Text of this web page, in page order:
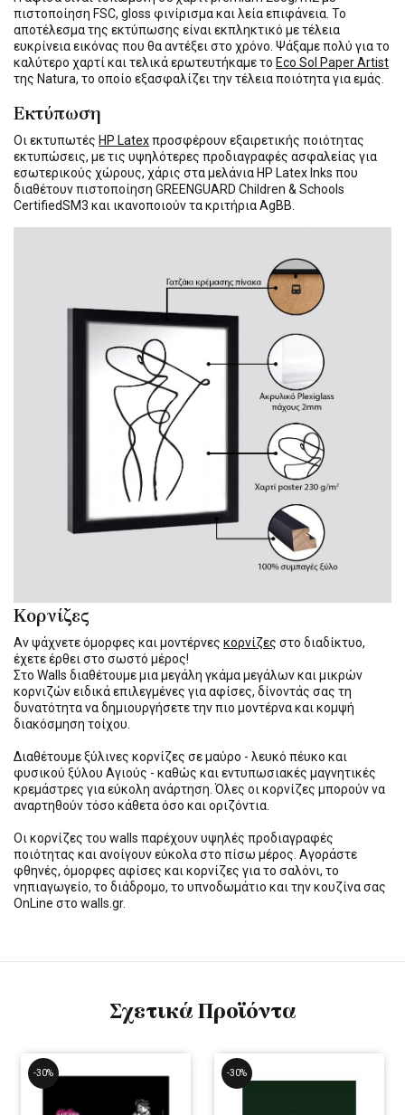
πιστοποίηση FSC, gloss φινίρισμα και λεία επιφάνεια. Το
αποτέλεσμα της εκτύπωσης είναι εκπληκτικό με τέλεια
ευκρίνεια εικόνας που θα αντέξει στο χρόνο. Ψάξαμε πολύ για το
καλύτερο χαρτί και τελικά ερωτευτήκαμε το Eco Sol Paper Artist
της Natura, το οποίο εξασφαλίζει την τέλεια ποιότητα για εμάς.
Εκτύπωση
Οι εκτυπωτές HP Latexπροσφέρουν εξαιρετικής ποιότητας
εκτυπώσεις, με τις υψηλότερες προδιαγραφές ασφαλείας για
εσωτερικούς χώρους, χάρις στα μελάνια HP Latex Inks που
διαθέτουν πιστοποίηση GREENGUARD Children & Schools
CertifiedSM3 και ικανοποιούν τα κριτήρια AgBB.
Κορνίζες
Αν ψάχνετε όμορφες και μοντέρνες κορνίζες στο διαδίκτυο,
έχετε έρθει στο σωστό μέρος!
Στο Walls διαθέτουμε μια μεγάλη γκάμα μεγάλων και μικρών
κορνιζών ειδικά επιλεγμένες για αφίσες, δίνοντάς σας τη
δυνατότητα να δημιουργήσετε την πιο μοντέρνα και κομψή
διακόσμηση τοίχου.
Διαθέτουμε ξύλινες κορνίζες σε μαύρο - λευκό πέυκο και
φυσικού ξύλου Αγιούς - καθώς και εντυπωσιακές μαγνητικές
κρεμάστρες για εύκολη ανάρτηση. Όλες οι κορνίζες μπορούν να
αναρτηθούν τόσο κάθετα όσο και οριζόντια.
Οι κορνίζες του walls παρέχουν υψηλές προδιαγραφές
ποιότητας και ανοίγουν εύκολα στο πίσω μέρος. Αγοράστε
φθηνές, όμορφες αφίσες και κορνίζες για το σαλόνι, το
νηπιαγωγείο, το διάδρομο, το υπνοδωμάτιο και την κουζίνα σας
OnLine στο walls.gr.
Σχετικά Προϊόντα
-30% -30%